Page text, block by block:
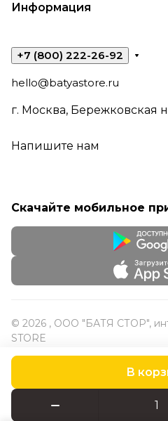
В
Информация
+7 (800) 222-26-92
hello@batyastore.ru
г. Москва, Бережковская
Напишите нам
Скачайте мобильное
© 2026 , ООО "БАТЯ СТОР",
STORE
Конфиденциальность Оферта